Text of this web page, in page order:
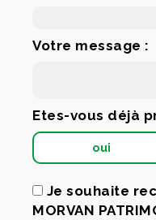
Votre message :
Etes-vous déjà
oui
Je souhaite
MORVAN